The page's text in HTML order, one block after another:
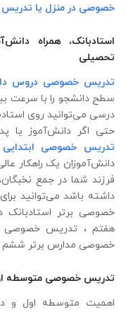
خصوصی در منزل یا تدریس
استادبانک، همراه
تحصیلی
تدریس خصوصی دروس
سطح دانشجو را با سرعت
درسی می‌توانید روی
حتی اگر دانش‌آموز یا
تدریس خصوصی ابتدایی
دانش‌آموزان یک راهکار
فرزند شما در جمع
داشته باشد می‌توانید
خصوصی برتر
هفتم ، تدریس خصوصی
خصوصی مدارس برتر ششم
تدریس خصوصی متوسطه
اهمیت متوسطه اول و